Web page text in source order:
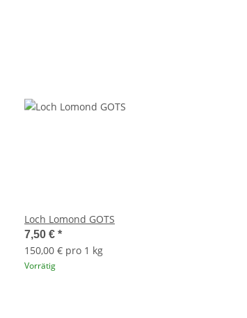
Loch Lomond GOTS
7,50 € *
150,00 € pro 1 kg
Vorrätig